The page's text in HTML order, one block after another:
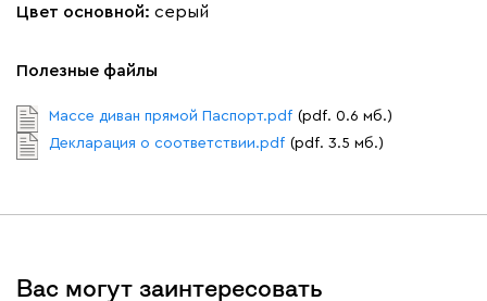
Дарте
Графит Серый Терракота
Цвет основной: серый
Полезные файлы
Массе диван прямой Паспорт.pdf (pdf. 0.6 мб.)
Декларация о соответствии.pdf (pdf. 3.5 мб.)
Вас могут заинтересовать